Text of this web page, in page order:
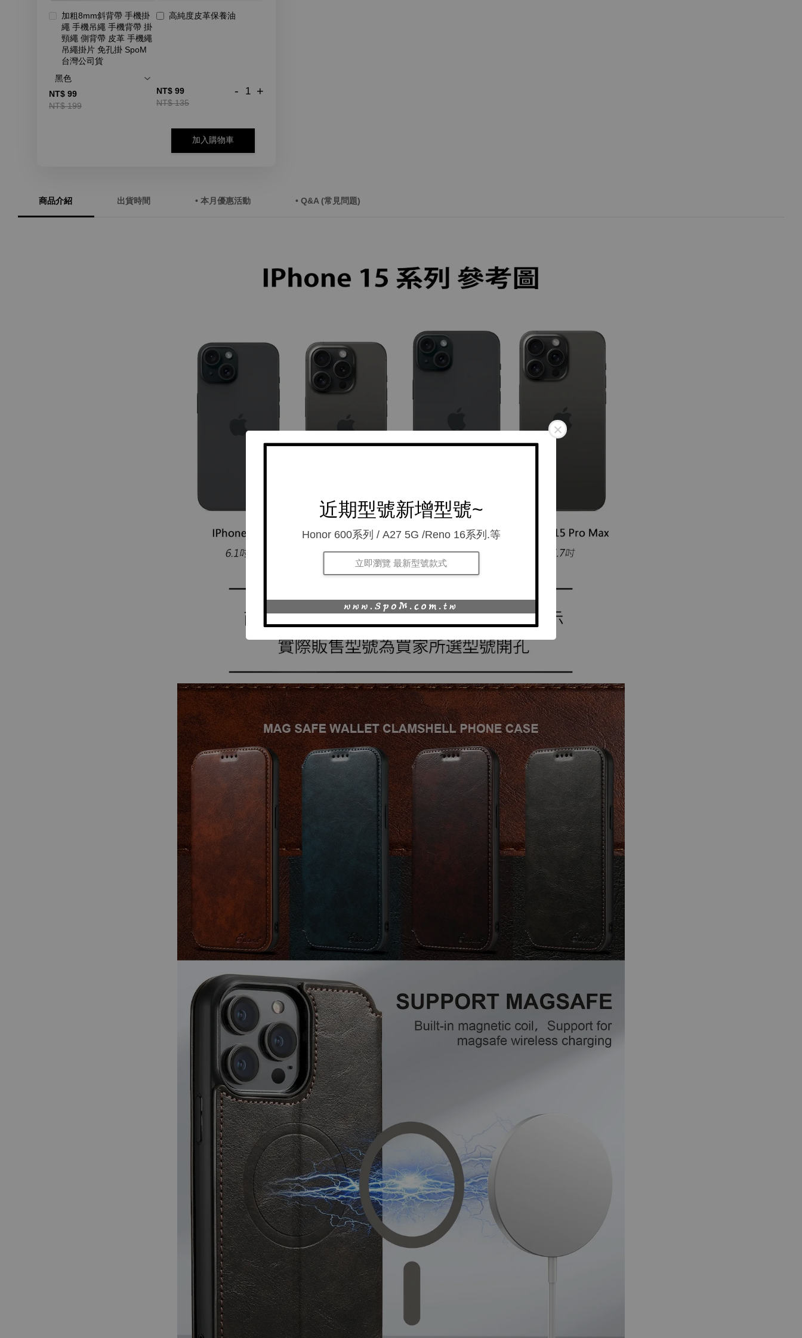
近期型號新增型號~
Honor 600系列 / A27 5G /Reno 16系列.等
立即瀏覽 最新型號款式
加粗8mm斜背帶 手機掛
繩 手機吊繩 手機背帶 掛
頸繩 側背帶 皮革 手機繩
吊繩掛片 免孔掛 SpoM
台灣公司貨
NT$ 99
NT$ 199
高純度皮革保養油
NT$ 99
NT$ 135
- +
加入購物車
商品介紹 出貨時間 • 本月優惠活動 • Q&A (常見問題)